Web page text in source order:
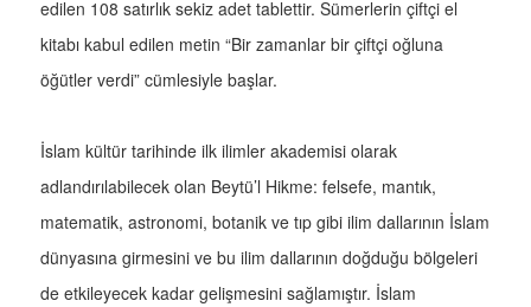
edilen 108 satırlık sekiz adet tablettir. Sümerlerin çiftçi el
kitabı kabul edilen metin “Bir zamanlar bir çiftçi oğluna
öğütler verdi” cümlesiyle başlar.
İslam kültür tarihinde ilk ilimler akademisi olarak
adlandırılabilecek olan Beytü’l Hikme: felsefe, mantık,
matematik, astronomi, botanik ve tıp gibi ilim dallarının İslam
dünyasına girmesini ve bu ilim dallarının doğduğu bölgeleri
de etkileyecek kadar gelişmesini sağlamıştır. İslam